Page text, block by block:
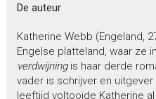
De auteur
Katherine Webb (Engeland,
Engelse platteland, waar ze
verdwijningis haar derde
vader is schrijver en
leeftijd voltooide Katherine al